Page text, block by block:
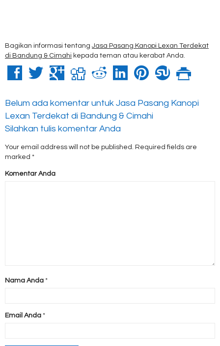
Bagikan informasi tentang Jasa Pasang Kanopi Lexan Terdekat
di Bandung & Cimahi kepada teman atau kerabat Anda.
Belum ada komentar untuk Jasa Pasang Kanopi
Lexan Terdekat di Bandung & Cimahi
Silahkan tulis komentar Anda
Your email address will not be published. Required fields are
marked *
Komentar Anda
Nama Anda *
Email Anda *